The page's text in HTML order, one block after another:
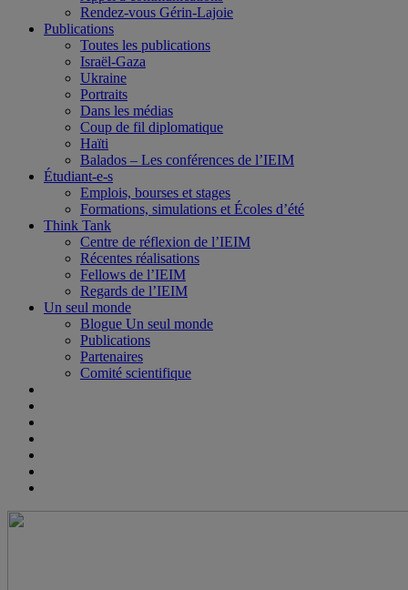
Rendez-vous Gérin-Lajoie
Publications
Toutes les publications
Israël-Gaza
Ukraine
Portraits
Dans les médias
Coup de fil diplomatique
Haïti
Balados – Les conférences de l’IEIM
Étudiant-e-s
Emplois, bourses et stages
Formations, simulations et Écoles d’été
Think Tank
Centre de réflexion de l’IEIM
Récentes réalisations
Fellows de l’IEIM
Regards de l’IEIM
Un seul monde
Blogue Un seul monde
Publications
Partenaires
Comité scientifique